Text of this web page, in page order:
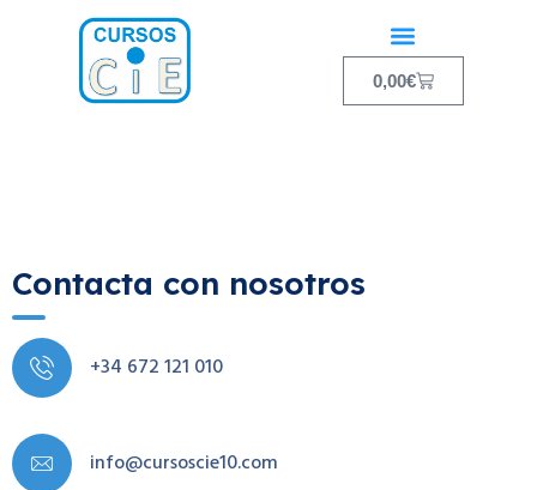
0,00€
Contacta con nosotros
+34 672 121 010
info@cursoscie10.com